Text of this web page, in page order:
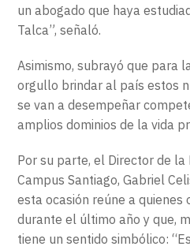
un abogado que haya
Talca”, señaló.
Asimismo, subrayó que para
orgullo brindar al país estos
se van a desempeñar
amplios dominios de la vida
Por su parte, el Director de la
Campus Santiago, Gabriel
esta ocasión reúne a
durante el último año y que,
tiene un sentido simbólico: